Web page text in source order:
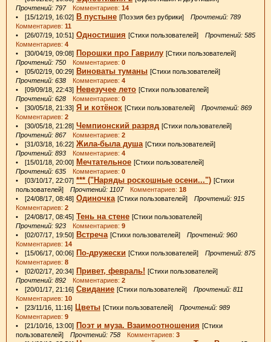
Прочтений: 797Комментариев: 14
• [15/12/19, 16:02] В пустыне [Поэзия без рубрики] Прочтений: 789
Комментариев: 11
• [26/07/19, 10:51] Одностишия [Стихи пользователей] Прочтений: 585
Комментариев: 4
• [30/04/19, 09:08] Порошки про Гаврилу [Стихи пользователей]
Прочтений: 750 Комментариев: 0
• [05/02/19, 00:29] Виноваты туманы [Стихи пользователей]
Прочтений: 638 Комментариев: 4
• [09/09/18, 22:43] Невезучее лето [Стихи пользователей]
Прочтений: 628 Комментариев: 0
• [30/05/18, 21:33] Я и котёнок [Стихи пользователей] Прочтений: 869
Комментариев: 2
• [30/05/18, 21:28] Чемпионский разряд [Стихи пользователей]
Прочтений: 867Комментариев: 2
• [31/03/18, 16:22] Жила-была душа [Стихи пользователей]
Прочтений: 893 Комментариев: 4
• [15/01/18, 20:00] Мечтательное [Стихи пользователей]
Прочтений: 635 Комментариев: 0
• [03/10/17, 22:07] *** ("Наряды роскошные осени...") [Стихи
пользователей] Прочтений: 1107Комментариев: 18
• [24/08/17, 08:48] Одиночка [Стихи пользователей] Прочтений: 915
Комментариев: 2
• [24/08/17, 08:45] Тень на стене [Стихи пользователей]
Прочтений: 923 Комментариев: 9
• [02/07/17, 19:50] Встреча [Стихи пользователей] Прочтений: 960
Комментариев: 14
• [15/06/17, 00:06] По-дружески [Стихи пользователей] Прочтений: 875
Комментариев: 8
• [02/02/17, 20:34] Привет, февраль! [Стихи пользователей]
Прочтений: 892 Комментариев: 2
• [20/01/17, 21:16] Свидание [Стихи пользователей] Прочтений: 811
Комментариев: 10
• [23/11/16, 11:16] Цветы [Стихи пользователей] Прочтений: 989
Комментариев: 9
• [21/10/16, 13:00] Поэт и муза. Взаимоотношения [Стихи
пользователей] Прочтений: 758 Комментариев: 3